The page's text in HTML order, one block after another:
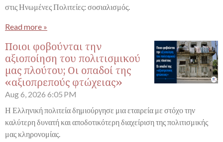
στις Ηνωμένες Πολιτείες: σοσιαλισμός.
Read more »
Ποιοι φοβούνται την
αξιοποίηση του πολιτισμικού
μας πλούτου; Οι οπαδοί της
«αξιοπρεπούς φτώχειας»
Aug 6, 2026 6:05 PM
Η Ελληνική πολιτεία δημιούργησε μια εταιρεία με στόχο την
καλύτερη δυνατή και αποδοτικότερη διαχείριση της πολιτισμικής
μας κληρονομίας.